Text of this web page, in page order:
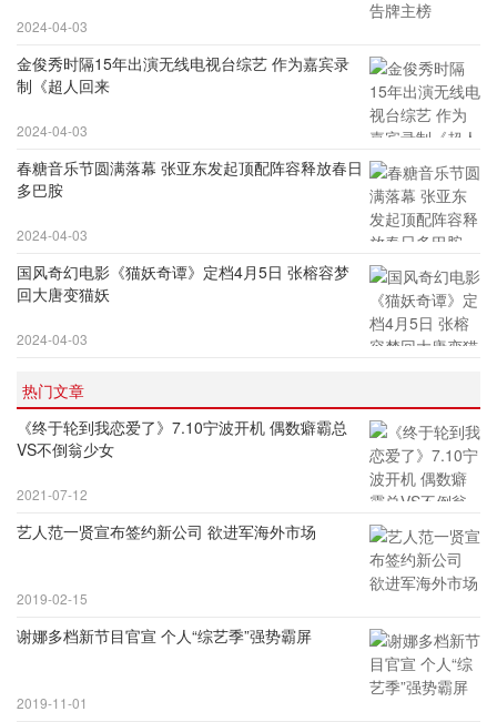
2024-04-03
金俊秀时隔15年出演无线电视台综艺 作为嘉宾录
制《超人回来
2024-04-03
春糖音乐节圆满落幕 张亚东发起顶配阵容释放春日
多巴胺
2024-04-03
国风奇幻电影《猫妖奇谭》定档4月5日 张榕容梦
回大唐变猫妖
2024-04-03
热门文章
《终于轮到我恋爱了》7.10宁波开机 偶数癖霸总
VS不倒翁少女
2021-07-12
艺人范一贤宣布签约新公司 欲进军海外市场
2019-02-15
谢娜多档新节目官宣 个人“综艺季”强势霸屏
2019-11-01